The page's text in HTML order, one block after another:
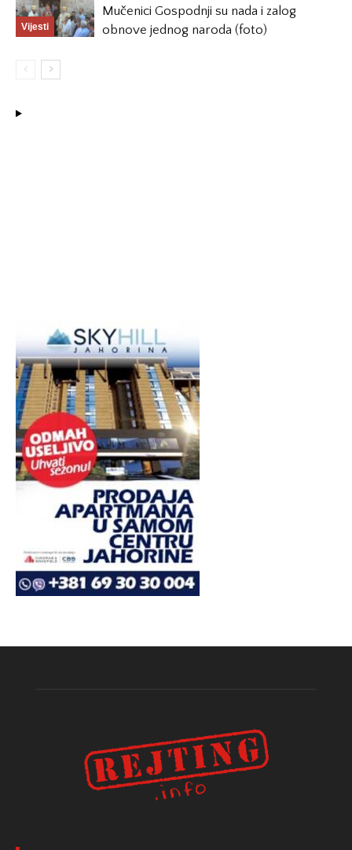
Vijesti
Mučenici Gospodnji su nada i zalog
obnove jednog naroda (foto)